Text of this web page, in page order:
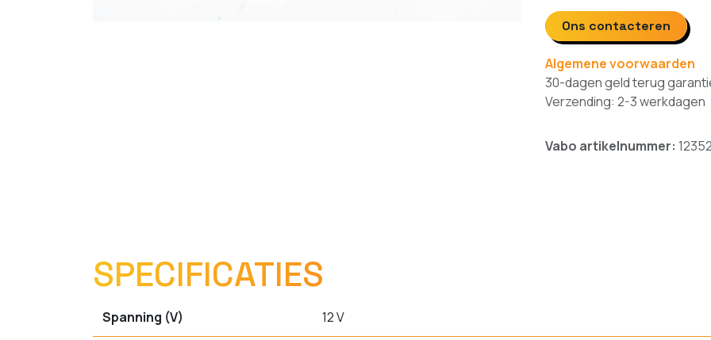
Ons contacteren
Algemene voorwaarden
30-dagen geld terug
Verzending: 2-3 werkdagen
Vabo artikelnummer: 12352
SPECIFICATIES
Spanning (V) 12 V